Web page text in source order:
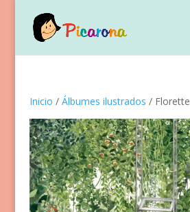
Inicio / Álbumes ilustrados / Florette